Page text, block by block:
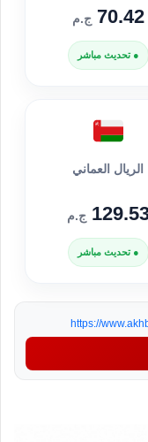
70.42 ج.م
● تحديث مباشر
الريال العماني
ج.م
● تحديث مباشر
https://